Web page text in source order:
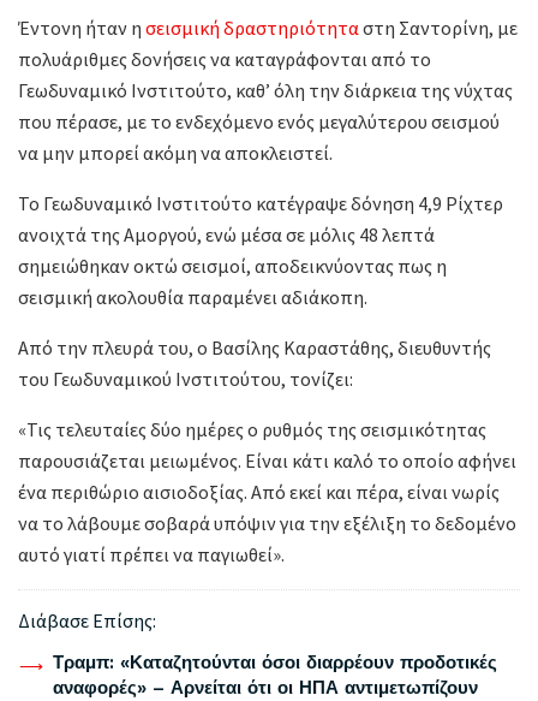
Έντονη ήταν η σεισμική δραστηριότηταστη Σαντορίνη, με
πολυάριθμες δονήσεις να καταγράφονται από το
Γεωδυναμικό Ινστιτούτο, καθ’ όλη την διάρκεια της νύχτας
που πέρασε, με το ενδεχόμενο ενός μεγαλύτερου σεισμού
να μην μπορεί ακόμη να αποκλειστεί.
Το Γεωδυναμικό Ινστιτούτο κατέγραψε δόνηση 4,9 Ρίχτερ
ανοιχτά της Αμοργού, ενώ μέσα σε μόλις 48 λεπτά
σημειώθηκαν οκτώ σεισμοί, αποδεικνύοντας πως η
σεισμική ακολουθία παραμένει αδιάκοπη.
Από την πλευρά του, ο Βασίλης Καραστάθης, διευθυντής
του Γεωδυναμικού Ινστιτούτου, τονίζει:
«Τις τελευταίες δύο ημέρες ο ρυθμός της σεισμικότητας
παρουσιάζεται μειωμένος. Είναι κάτι καλό το οποίο αφήνει
ένα περιθώριο αισιοδοξίας. Από εκεί και πέρα, είναι νωρίς
να το λάβουμε σοβαρά υπόψιν για την εξέλιξη το δεδομένο
αυτό γιατί πρέπει να παγιωθεί».
Διάβασε Επίσης:
Τραμπ: «Καταζητούνται όσοι διαρρέουν προδοτικές
αναφορές» – Αρνείται ότι οι ΗΠΑ αντιμετωπίζουν